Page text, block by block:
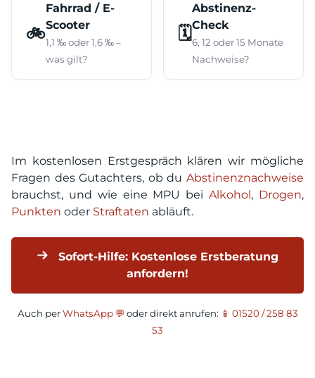
🚲
Fahrrad / E-
Scooter
1,1 ‰ oder 1,6 ‰ –
was gilt?
🗓️
Abstinenz-
Check
6, 12 oder 15 Monate
Nachweise?
Im kostenlosen Erstgespräch klären wir mögliche
Fragen des Gutachters, ob du Abstinenznachweise
brauchst, und wie eine MPU beiAlkohol, Drogen,
Punkten oder Straftaten abläuft.
Sofort-Hilfe: Kostenlose Erstberatung
anfordern!
Auch perWhatsApp 💬 oder direkt anrufen: 📱 01520 / 258 83
53